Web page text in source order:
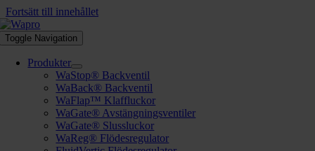
Fortsätt till innehållet
Toggle Navigation
Produkter
WaStop® Backventil
WaBack® Backventil
WaFlap™ Klaffluckor
WaGate® Avstängningsventiler
WaGate® Slussluckor
WaReg® Flödesregulator